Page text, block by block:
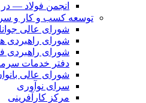
انجمن فولاد —
توسعه کسب و کار و
شورای عالی
شورای
شورای راهبردی
دفتر خدمات
شورای عالی
سرای نوآوری
مرکز کارآفرینی